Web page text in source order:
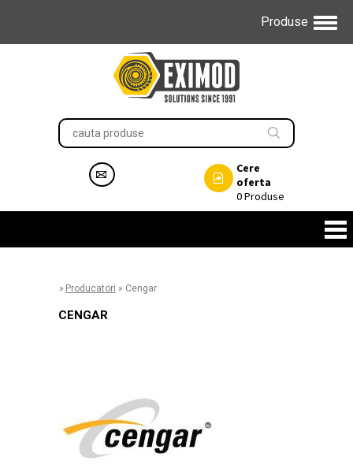
Produse
Cere
oferta
0Produse
» Producatori » Cengar
CENGAR